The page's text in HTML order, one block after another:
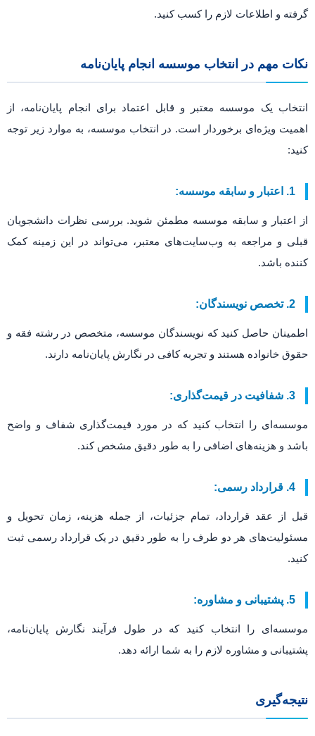
گرفته و اطلاعات لازم را کسب کنید.
نکات مهم در انتخاب موسسه انجام پایان‌نامه
انتخاب یک موسسه معتبر و قابل اعتماد برای انجام پایان‌نامه، از
اهمیت ویژه‌ای برخوردار است. در انتخاب موسسه، به موارد زیر توجه
کنید:
1. اعتبار و سابقه موسسه:
از اعتبار و سابقه موسسه مطمئن شوید. بررسی نظرات دانشجویان
قبلی و مراجعه به وب‌سایت‌های معتبر، می‌تواند در این زمینه کمک
کننده باشد.
2. تخصص نویسندگان:
اطمینان حاصل کنید که نویسندگان موسسه، متخصص در رشته فقه و
حقوق خانواده هستند و تجربه کافی در نگارش پایان‌نامه دارند.
3. شفافیت در قیمت‌گذاری:
موسسه‌ای را انتخاب کنید که در مورد قیمت‌گذاری شفاف و واضح
باشد و هزینه‌های اضافی را به طور دقیق مشخص کند.
4. قرارداد رسمی:
قبل از عقد قرارداد، تمام جزئیات، از جمله هزینه، زمان تحویل و
مسئولیت‌های هر دو طرف را به طور دقیق در یک قرارداد رسمی ثبت
کنید.
5. پشتیبانی و مشاوره:
موسسه‌ای را انتخاب کنید که در طول فرآیند نگارش پایان‌نامه،
پشتیبانی و مشاوره لازم را به شما ارائه دهد.
نتیجه‌گیری